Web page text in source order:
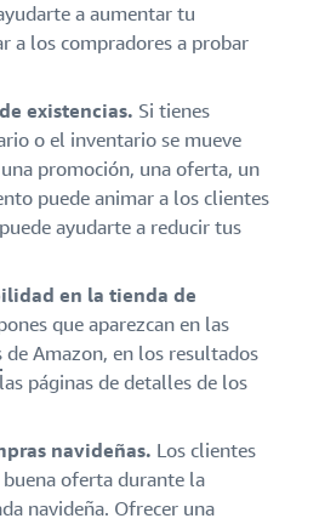
a aumentar tu
a los compradores a probar
existencias. Si tienes
o el inventario se mueve
promoción, una oferta, un
puede animar a los clientes
ayudarte a reducir tus
en la tienda de
que aparezcan en las
de Amazon, en los resultados
páginas de detalles de los
navideñas. Los clientes
oferta durante la
navideña. Ofrecer una